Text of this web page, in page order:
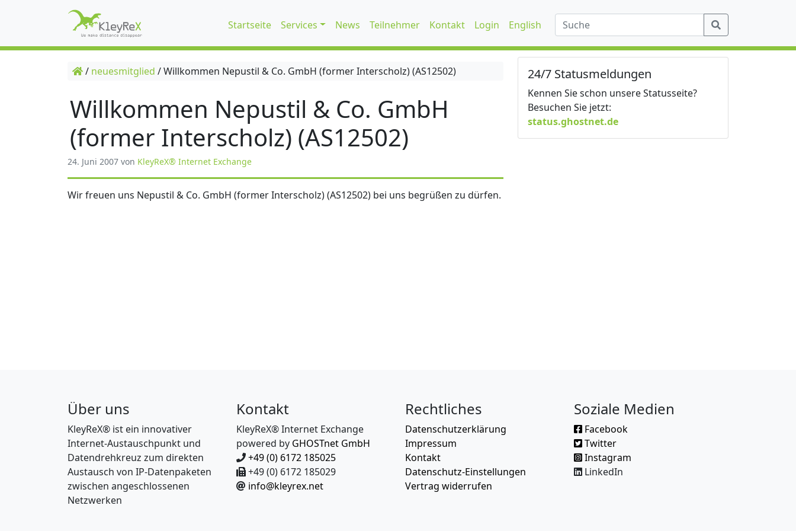
Startseite Services News Teilnehmer Kontakt Login English
/ neuesmitglied /Willkommen Nepustil & Co. GmbH (former Interscholz) (AS12502)
Willkommen Nepustil & Co. GmbH
(former Interscholz) (AS12502)
24. Juni 2007 von KleyReX® Internet Exchange
Wir freuen uns Nepustil & Co. GmbH (former Interscholz) (AS12502) bei uns begrüßen zu dürfen.
24/7 Statusmeldungen
Kennen Sie schon unsere Statusseite?
Besuchen Sie jetzt:
status.ghostnet.de
Über uns
KleyReX® ist ein innovativer
Internet-Austauschpunkt und
Datendrehkreuz zum direkten
Austausch von IP-Datenpaketen
zwischen angeschlossenen
Netzwerken
Kontakt
KleyReX® Internet Exchange
powered by GHOSTnet GmbH
+49 (0) 6172 185025
+49 (0) 6172 185029
info@kleyrex.net
Rechtliches
Datenschutzerklärung
Impressum
Kontakt
Datenschutz-Einstellungen
Vertrag widerrufen
Soziale Medien
Facebook
Twitter
Instagram
LinkedIn